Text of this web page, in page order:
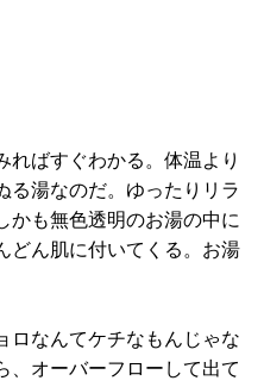
ればすぐわかる。体温より
る湯なのだ。ゆったりリラ
かも無色透明のお湯の中に
どん肌に付いてくる。お湯
ロなんてケチなもんじゃな
、オーバーフローして出て